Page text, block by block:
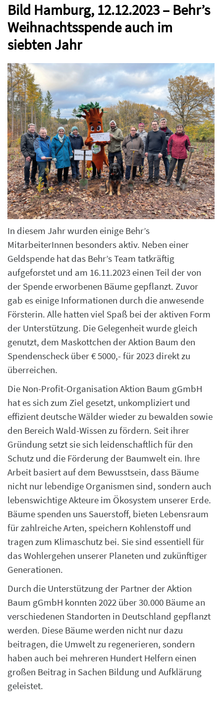
Bild Hamburg, 12.12.2023 – Behr’s
Weihnachtsspende auch im
siebten Jahr
In diesem Jahr wurden einige Behr’s
MitarbeiterInnen besonders aktiv. Neben einer
Geldspende hat das Behr’s Team tatkräftig
aufgeforstet und am 16.11.2023 einen Teil der von
der Spende erworbenen Bäume gepflanzt. Zuvor
gab es einige Informationen durch die anwesende
Försterin. Alle hatten viel Spaß bei der aktiven Form
der Unterstützung. Die Gelegenheit wurde gleich
genutzt, dem Maskottchen der Aktion Baum den
Spendenscheck über € 5000,- für 2023 direkt zu
überreichen.
Die Non-Profit-Organisation Aktion Baum gGmbH
hat es sich zum Ziel gesetzt, unkompliziert und
effizient deutsche Wälder wieder zu bewalden sowie
den Bereich Wald-Wissen zu fördern. Seit ihrer
Gründung setzt sie sich leidenschaftlich für den
Schutz und die Förderung der Baumwelt ein. Ihre
Arbeit basiert auf dem Bewusstsein, dass Bäume
nicht nur lebendige Organismen sind, sondern auch
lebenswichtige Akteure im Ökosystem unserer Erde.
Bäume spenden uns Sauerstoff, bieten Lebensraum
für zahlreiche Arten, speichern Kohlenstoff und
tragen zum Klimaschutz bei. Sie sind essentiell für
das Wohlergehen unserer Planeten und zukünftiger
Generationen.
Durch die Unterstützung der Partner der Aktion
Baum gGmbH konnten 2022 über 30.000 Bäume an
verschiedenen Standorten in Deutschland gepflanzt
werden. Diese Bäume werden nicht nur dazu
beitragen, die Umwelt zu regenerieren, sondern
haben auch bei mehreren Hundert Helfern einen
großen Beitrag in Sachen Bildung und Aufklärung
geleistet.